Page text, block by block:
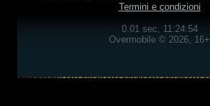
Termini e condizioni
0.01 sec, 11:24:54
Overmobile © 2026, 16+